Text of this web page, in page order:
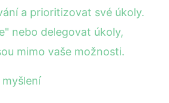
a prioritizovat své úkoly.
nebo delegovat úkoly,
mimo vaše možnosti.